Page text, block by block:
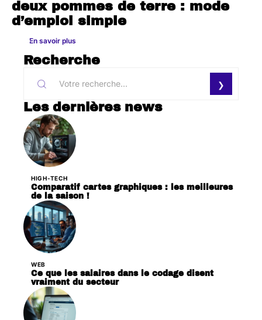
deux pommes de terre : mode
d’emploi simple
En savoir plus
Recherche
Les dernières news
HIGH-TECH
Comparatif cartes graphiques : les meilleures
de la saison !
WEB
Ce que les salaires dans le codage disent
vraiment du secteur